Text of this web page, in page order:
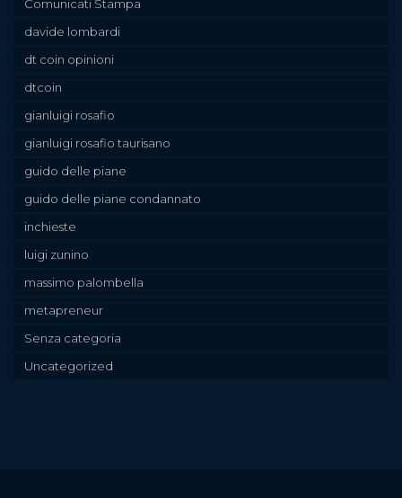
Comunicati Stampa
davide lombardi
dt coin opinioni
dtcoin
gianluigi rosafio
gianluigi rosafio taurisano
guido delle piane
guido delle piane condannato
inchieste
luigi zunino
massimo palombella
metapreneur
Senza categoria
Uncategorized